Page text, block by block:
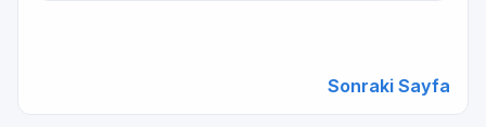
Sonraki Sayfa